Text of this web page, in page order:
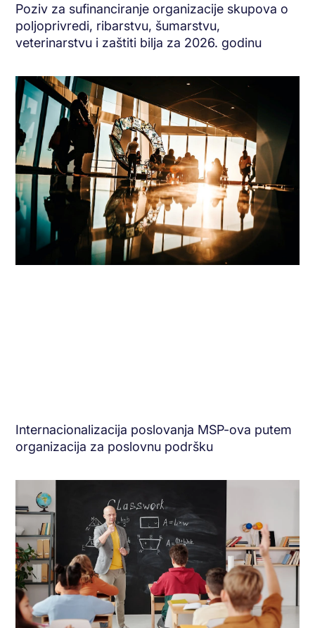
Poziv za sufinanciranje organizacije skupova o
poljoprivredi, ribarstvu, šumarstvu,
veterinarstvu i zaštiti bilja za 2026. godinu
Internacionalizacija poslovanja MSP-ova putem
organizacija za poslovnu podršku